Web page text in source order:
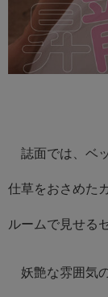
誌面では、ベ
仕草をおさめた
ルームで見せる
妖艶な雰囲気